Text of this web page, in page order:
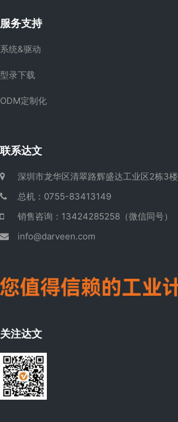
服务支持
系统&驱动
型录下载
ODM定制化
联系达文
深圳市龙华区清翠路辉盛达工业区2栋3楼
总机：0755-83413149
销售咨询：13424285258（微信同号）
info@darveen.com
关注达文